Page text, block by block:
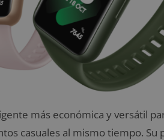
más económica y versátil
casuales al mismo tiempo. Su